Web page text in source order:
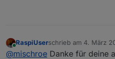
Online
RaspiUserschrieb am 4. März
zuletzt editiert von
@mischroe Danke für deine